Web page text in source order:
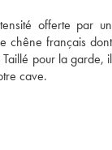
offerte par un
chêne français dont
pour la garde, il
cave.